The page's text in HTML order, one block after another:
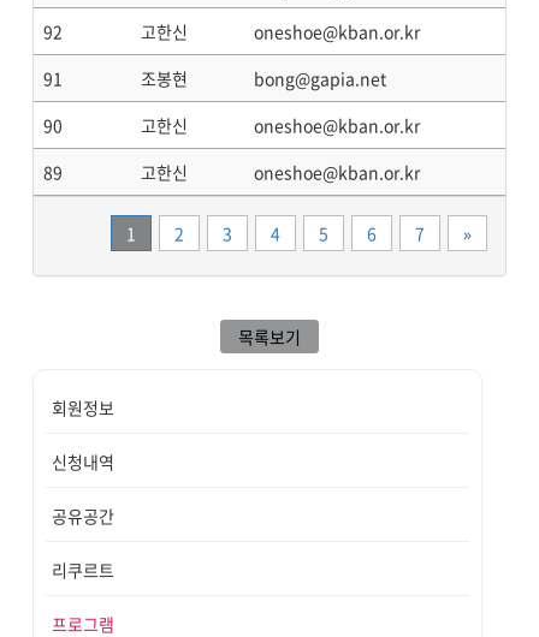
92
고한신 oneshoe@kban.or.kr
91
조봉현 bong@gapia.net
90
고한신 oneshoe@kban.or.kr
89
고한신 oneshoe@kban.or.kr
1 2 3 4 5 6 7 »끝
목록보기
회원정보
신청내역
공유공간
리쿠르트
프로그램